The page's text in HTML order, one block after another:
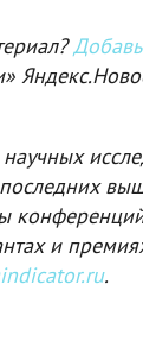
и
.